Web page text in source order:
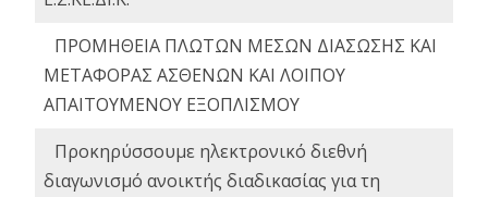
ΠΡΟΜΗΘΕΙΑ ΠΛΩΤΩΝ ΜΕΣΩΝ ΔΙΑΣΩΣΗΣ ΚΑΙ
ΜΕΤΑΦΟΡΑΣ ΑΣΘΕΝΩΝ ΚΑΙ ΛΟΙΠΟΥ
ΑΠΑΙΤΟΥΜΕΝΟΥ ΕΞΟΠΛΙΣΜΟΥ
Προκηρύσσουμε ηλεκτρονικό διεθνή
διαγωνισμό ανοικτής διαδικασίας για τη